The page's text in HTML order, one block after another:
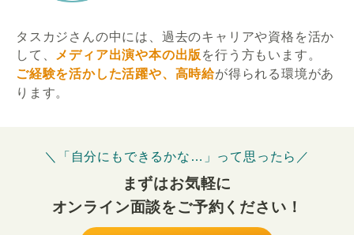
タスカジさんの中には、過去のキャリアや資格を活か
して、
メディア出演や本の出版 を行う方もいます。
ご経験を活かした活躍や、高時給が得られる環境があ
ります。
＼「自分にもできるかな…」って思ったら／
まずはお気軽に
オンライン面談をご予約ください！